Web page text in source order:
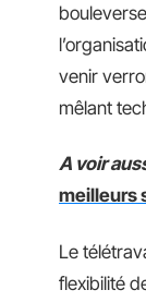
venir
mêlant
A voir
meilleurs
Le
flexibilité